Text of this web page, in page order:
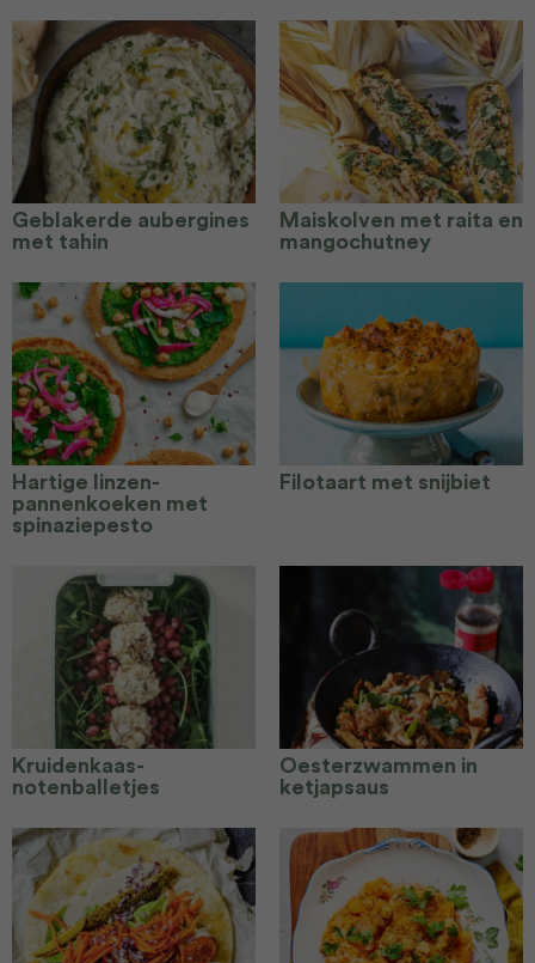
Geblakerde aubergines
met tahin
Maiskolven met raita en
mangochutney
Hartige linzen-
pannenkoeken met
spinaziepesto
Filotaart met snijbiet
Kruidenkaas-
notenballetjes
Oesterzwammen in
ketjapsaus